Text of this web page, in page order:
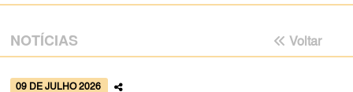
NOTÍCIAS Voltar
09 DE JULHO 2026